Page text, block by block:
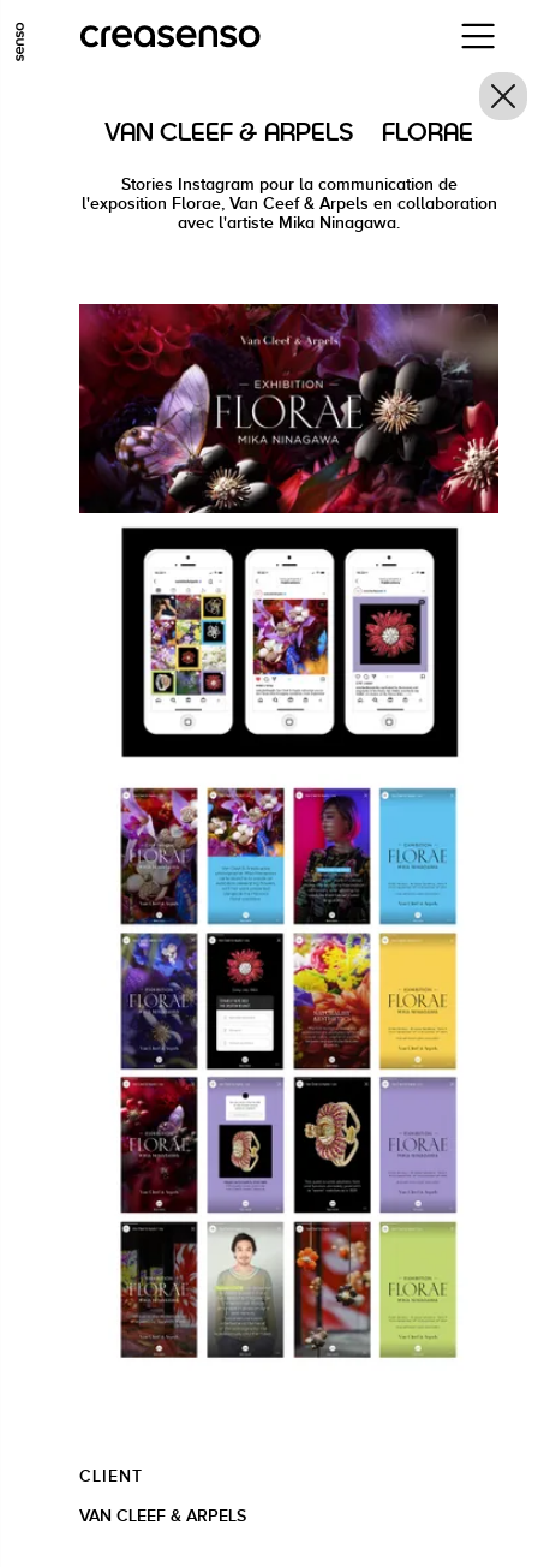
ALLER AU CONTENU PRINCIPAL
ALLER EN BAS DE PAGE
VAN CLEEF & ARPELS | FLORAE
Stories Instagram pour la communication de
l'exposition Florae, Van Ceef & Arpels en collaboration
avec l'artiste Mika Ninagawa.
CLIENT
VAN CLEEF & ARPELS